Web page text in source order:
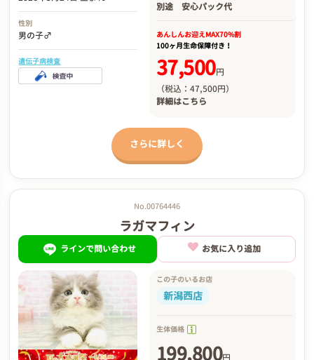
性別
男の子♂
遺伝子病検査
別途 安心パック代
あんしんお迎えMAX70%割
100ヶ月生命保障付き！
37,500円
（税込：47,500円）
詳細はこちら
さらに詳しく
No.00764446
ラガマフィン
ラインで問い合わせ お気に入り追加
この子のいるお店
新潟西店
生体価格
199,800円